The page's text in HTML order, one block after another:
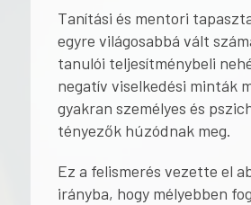
Tanítási és mentori
egyre világosabbá vált
tanulói teljesítménybeli
negatív viselkedési minták
gyakran személyes és
tényezők húzódnak meg.
Ez a felismerés vezette el
irányba, hogy mélyebben